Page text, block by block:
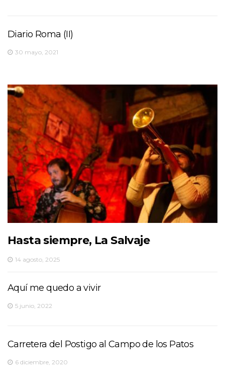
Diario Roma (II)
30 mayo, 2021
Hasta siempre, La Salvaje
14 agosto, 2025
Aquí me quedo a vivir
5 junio, 2022
Carretera del Postigo al Campo de los Patos
6 diciembre, 2020